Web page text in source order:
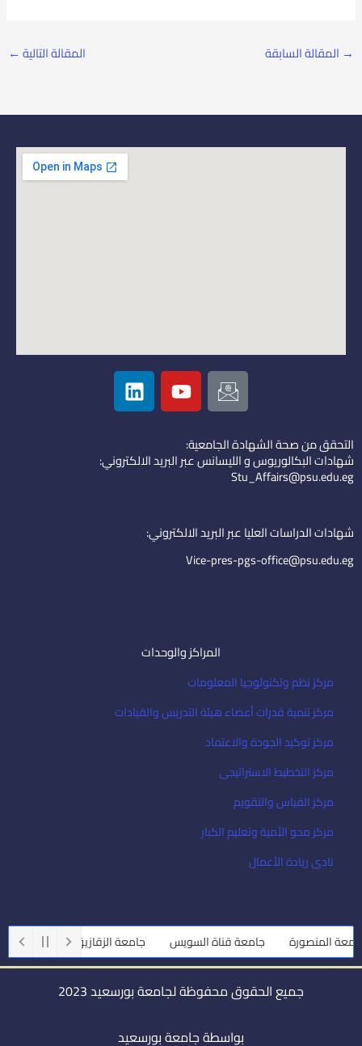
→ المقالة السابقة المقالة التالية ←
I
c
o
n
-
e
i
l
Y
o
u
u
b
L
i
n
e
d
التحقق من صحة الشهادة الجامعية:
شهادات البكالوريوس و الليسانس عبر البريد الالكتروني:
Stu_Affairs@psu.edu.eg
شهادات الدراسات العليا عبر البريد الالكتروني:
Vice-pres-pgs-office@psu.edu.eg
المراكز والوحدات
مركز نظم وتكنولوجيا المعلومات
مركز تنمية قدرات أعضاء هيئة التدريس والقيادات
مركز توكيد الجودة والاعتماد
مركز التخطيط الاستراتيجى
مركز القياس والتقويم
مركز محو الأمية وتعليم الكبار
نادى ريادة الأعمال
المنصورة جامعة قناة السويس جامعة الزقازيق جامعة
جميع الحقوق محفوظة لجامعة بورسعيد 2023
بواسطة جامعة بورسعيد